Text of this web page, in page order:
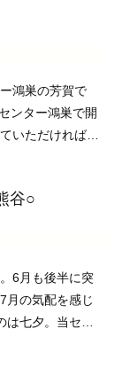
鴻巣の芳賀で
ンター鴻巣で開
いただければと
開催いたしま ...
谷○
6月も後半に突
月の気配を感じ
七夕。当セン